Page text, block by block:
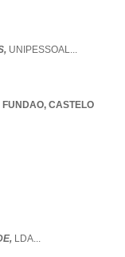
UNIPESSOAL...
, CASTELO
LDA...